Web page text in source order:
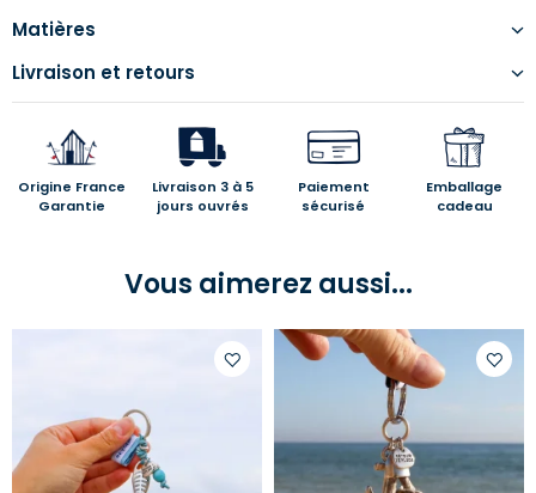
Matières
Livraison et retours
Origine France
Garantie
Livraison 3 à 5
jours ouvrés
Paiement
sécurisé
Emballage
cadeau
Vous aimerez aussi...
votre
liste